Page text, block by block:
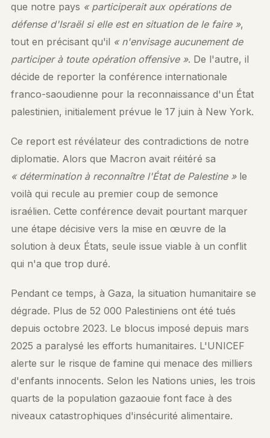
que notre pays « participerait aux opérations de
défense d'Israël si elle est en situation de le faire »,
tout en précisant qu'il « n'envisage aucunement de
participer à toute opération offensive ». De l'autre, il
décide de reporter la conférence internationale
franco-saoudienne pour la reconnaissance d'un État
palestinien, initialement prévue le 17 juin à New York.
Ce report est révélateur des contradictions de notre
diplomatie. Alors que Macron avait réitéré sa
« détermination à reconnaître l'État de Palestine » le
voilà qui recule au premier coup de semonce
israélien. Cette conférence devait pourtant marquer
une étape décisive vers la mise en œuvre de la
solution à deux États, seule issue viable à un conflit
qui n'a que trop duré.
Pendant ce temps, à Gaza, la situation humanitaire se
dégrade. Plus de 52 000 Palestiniens ont été tués
depuis octobre 2023. Le blocus imposé depuis mars
2025 a paralysé les efforts humanitaires. L'UNICEF
alerte sur le risque de famine qui menace des milliers
d'enfants innocents. Selon les Nations unies, les trois
quarts de la population gazaouie font face à des
niveaux catastrophiques d'insécurité alimentaire.